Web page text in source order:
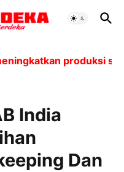
produksi
India
Dan